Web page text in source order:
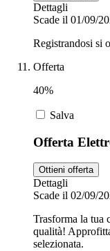
Dettagli
Scade il 01/09/
Registrandosi si
Offerta
40%
Salva
Offerta
Ottieni offerta
Dettagli
Scade il 02/09/
Trasforma la tua
qualità!
selezionata.